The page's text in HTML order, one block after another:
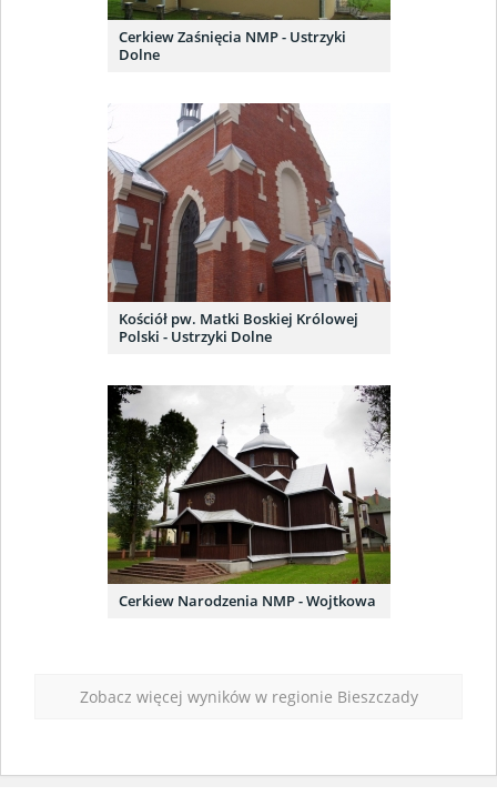
Cerkiew Zaśnięcia NMP - Ustrzyki
Dolne
Kościół pw. Matki Boskiej Królowej
Polski - Ustrzyki Dolne
Cerkiew Narodzenia NMP - Wojtkowa
Zobacz więcej wyników w regionie Bieszczady